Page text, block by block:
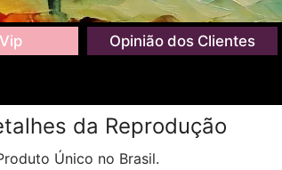
Opinião dos Clientes
da Reprodução
Único no Brasil.